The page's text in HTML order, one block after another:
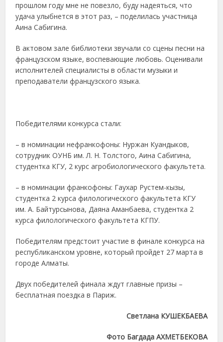
прошлом году мне не повезло, буду надеяться, что
удача улыбнется в этот раз, – поделилась участница
Аина Сабигина.
В актовом зале библиотеки звучали со сцены песни на
французском языке, воспевающие любовь. Оценивали
исполнителей специалисты в области музыки и
преподаватели французского языка.
Победителями конкурса стали:
– в номинации нефранкофоны: Нуржан Куандыков,
сотрудник ОУНБ им. Л. Н. Толстого, Аина Сабигина,
студентка КГУ, 2 курс агробиологического факультета.
– в номинации франкофоны: Гаухар Рустем-кызы,
студентка 2 курса филологического факультета КГУ
им. А. Байтурсынова, Даяна Аманбаева, студентка 2
курса филологического факультета КГПУ.
Победителям предстоит участие в финале конкурса на
республиканском уровне, который пройдет 27 марта в
городе Алматы.
Двух победителей финала ждут главные призы –
бесплатная поездка в Париж.
Светлана КУШЕКБАЕВА
Фото Багдада АХМЕТБЕКОВА